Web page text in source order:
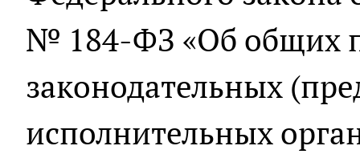
№ 184-ФЗ «Об общих
законодательных
исполнительных